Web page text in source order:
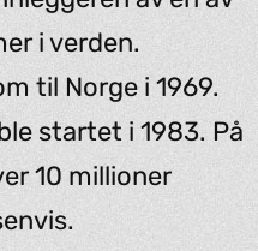
i verden.
til Norge i 1969.
startet i 1983. På
10 millioner